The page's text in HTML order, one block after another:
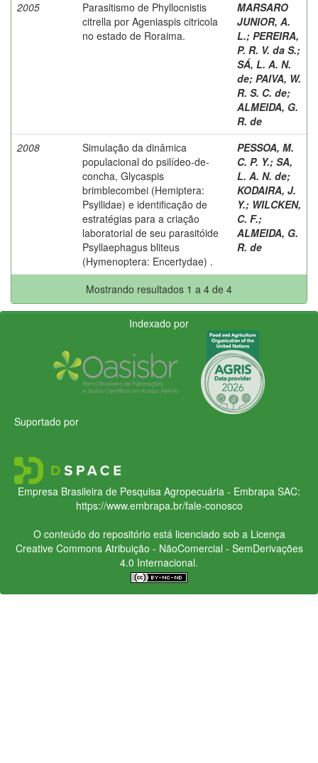
2005
Parasitismo de Phyllocnistis
citrella por Ageniaspis citricola
no estado de Roraima.
MARSARO
JUNIOR, A.
L.; PEREIRA,
P. R. V. da S.;
SÁ, L. A. N.
de; PAIVA, W.
R. S. C. de;
ALMEIDA, G.
R. de
2008
Simulação da dinâmica
populacional do psilídeo-de-
concha, Glycaspis
brimblecombei (Hemiptera:
Psyllidae) e identificação de
estratégias para a criação
laboratorial de seu parasitóide
Psyllaephagus bliteus
(Hymenoptera: Encertydae) .
PESSOA, M.
C. P. Y.; SA,
L. A. N. de;
KODAIRA, J.
Y.; WILCKEN,
C. F.;
ALMEIDA, G.
R. de
Mostrando resultados 1 a 4 de 4
Indexado por
Suportado por
Empresa Brasileira de Pesquisa Agropecuária - Embrapa SAC:
https://www.embrapa.br/fale-conosco
O conteúdo do repositório está licenciado sob a Licença
Creative CommonsAtribuição - NãoComercial - SemDerivações
4.0 Internacional.